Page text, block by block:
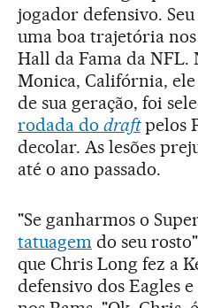
jogador defensivo.
uma boa trajetória
Hall da Fama da NFL.
Monica, Califórnia,
de sua geração, foi
rodada do draftpelos
decolar. As lesões
até o ano passado.
"Se ganharmos o
tatuagem do seu
que Chris Long fez a
defensivo dos Eagles